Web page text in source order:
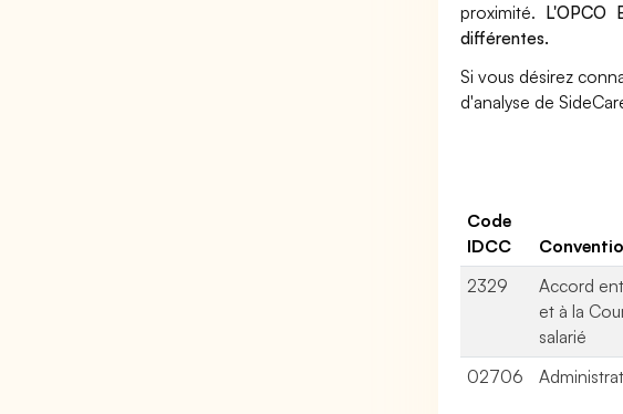
proximité. L'OPCO
différentes.
Si vous désirez
d'analyse de
Code
IDCC
2329
Accord
et à la
salarié
02706